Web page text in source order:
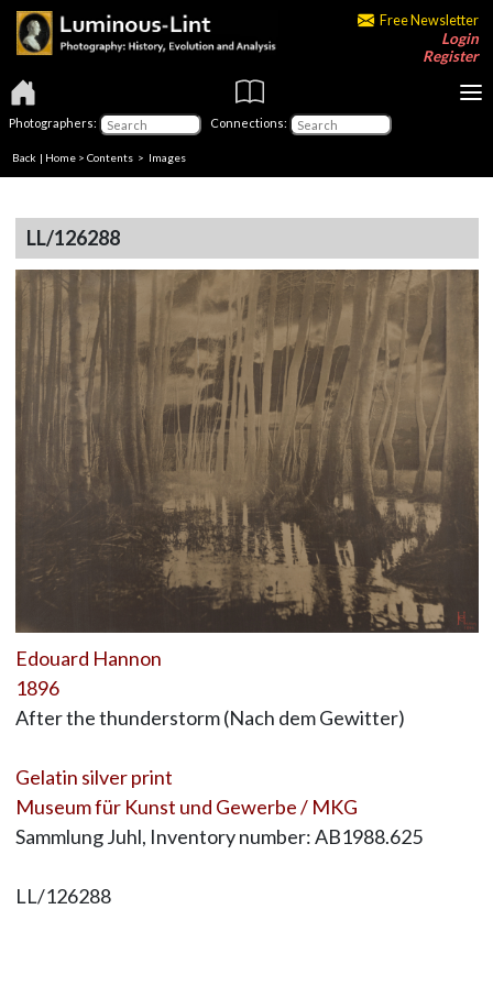
Free Newsletter
Login
Register
Photographers: Connections:
Back | Home > Contents > Images
LL/126288
Edouard Hannon
1896
After the thunderstorm (Nach dem Gewitter)
Gelatin silver print
Museum für Kunst und Gewerbe / MKG
Sammlung Juhl, Inventory number: AB1988.625
LL/126288